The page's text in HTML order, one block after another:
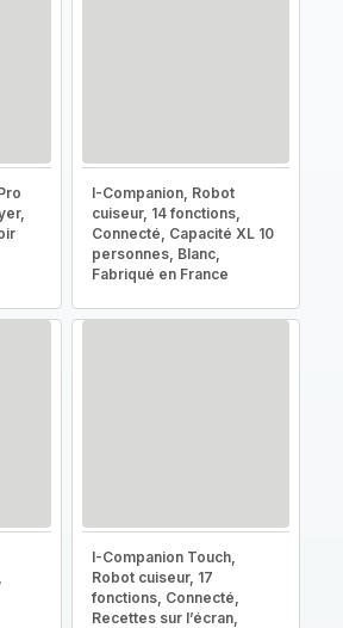
I-Companion, Robot
cuiseur, 14 fonctions,
Connecté, Capacité XL 10
personnes, Blanc,
Fabriqué en France
I-Companion Touch,
Robot cuiseur, 17
fonctions, Connecté,
Recettes sur l’écran,